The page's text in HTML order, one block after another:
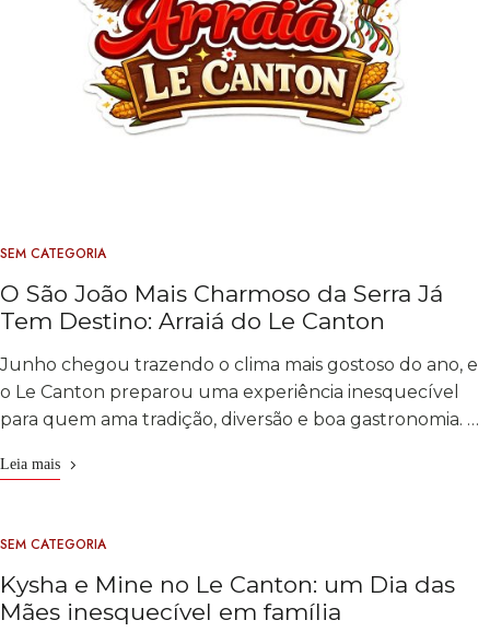
SEM CATEGORIA
O São João Mais Charmoso da Serra Já
Tem Destino: Arraiá do Le Canton
Junho chegou trazendo o clima mais gostoso do ano, e
o Le Canton preparou uma experiência inesquecível
para quem ama tradição, diversão e boa gastronomia. …
Leia mais
SEM CATEGORIA
Kysha e Mine no Le Canton: um Dia das
Mães inesquecível em família